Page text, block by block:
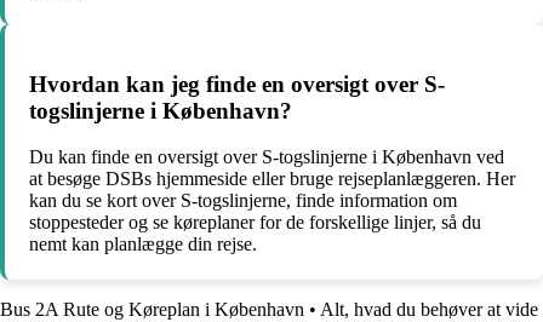
Hvordan kan jeg finde en oversigt over S-
togslinjerne i København?
Du kan finde en oversigt over S-togslinjerne i København ved
at besøge DSBs hjemmeside eller bruge rejseplanlæggeren. Her
kan du se kort over S-togslinjerne, finde information om
stoppesteder og se køreplaner for de forskellige linjer, så du
nemt kan planlægge din rejse.
Bus 2A Rute og Køreplan i København • Alt, hvad du behøver at vide